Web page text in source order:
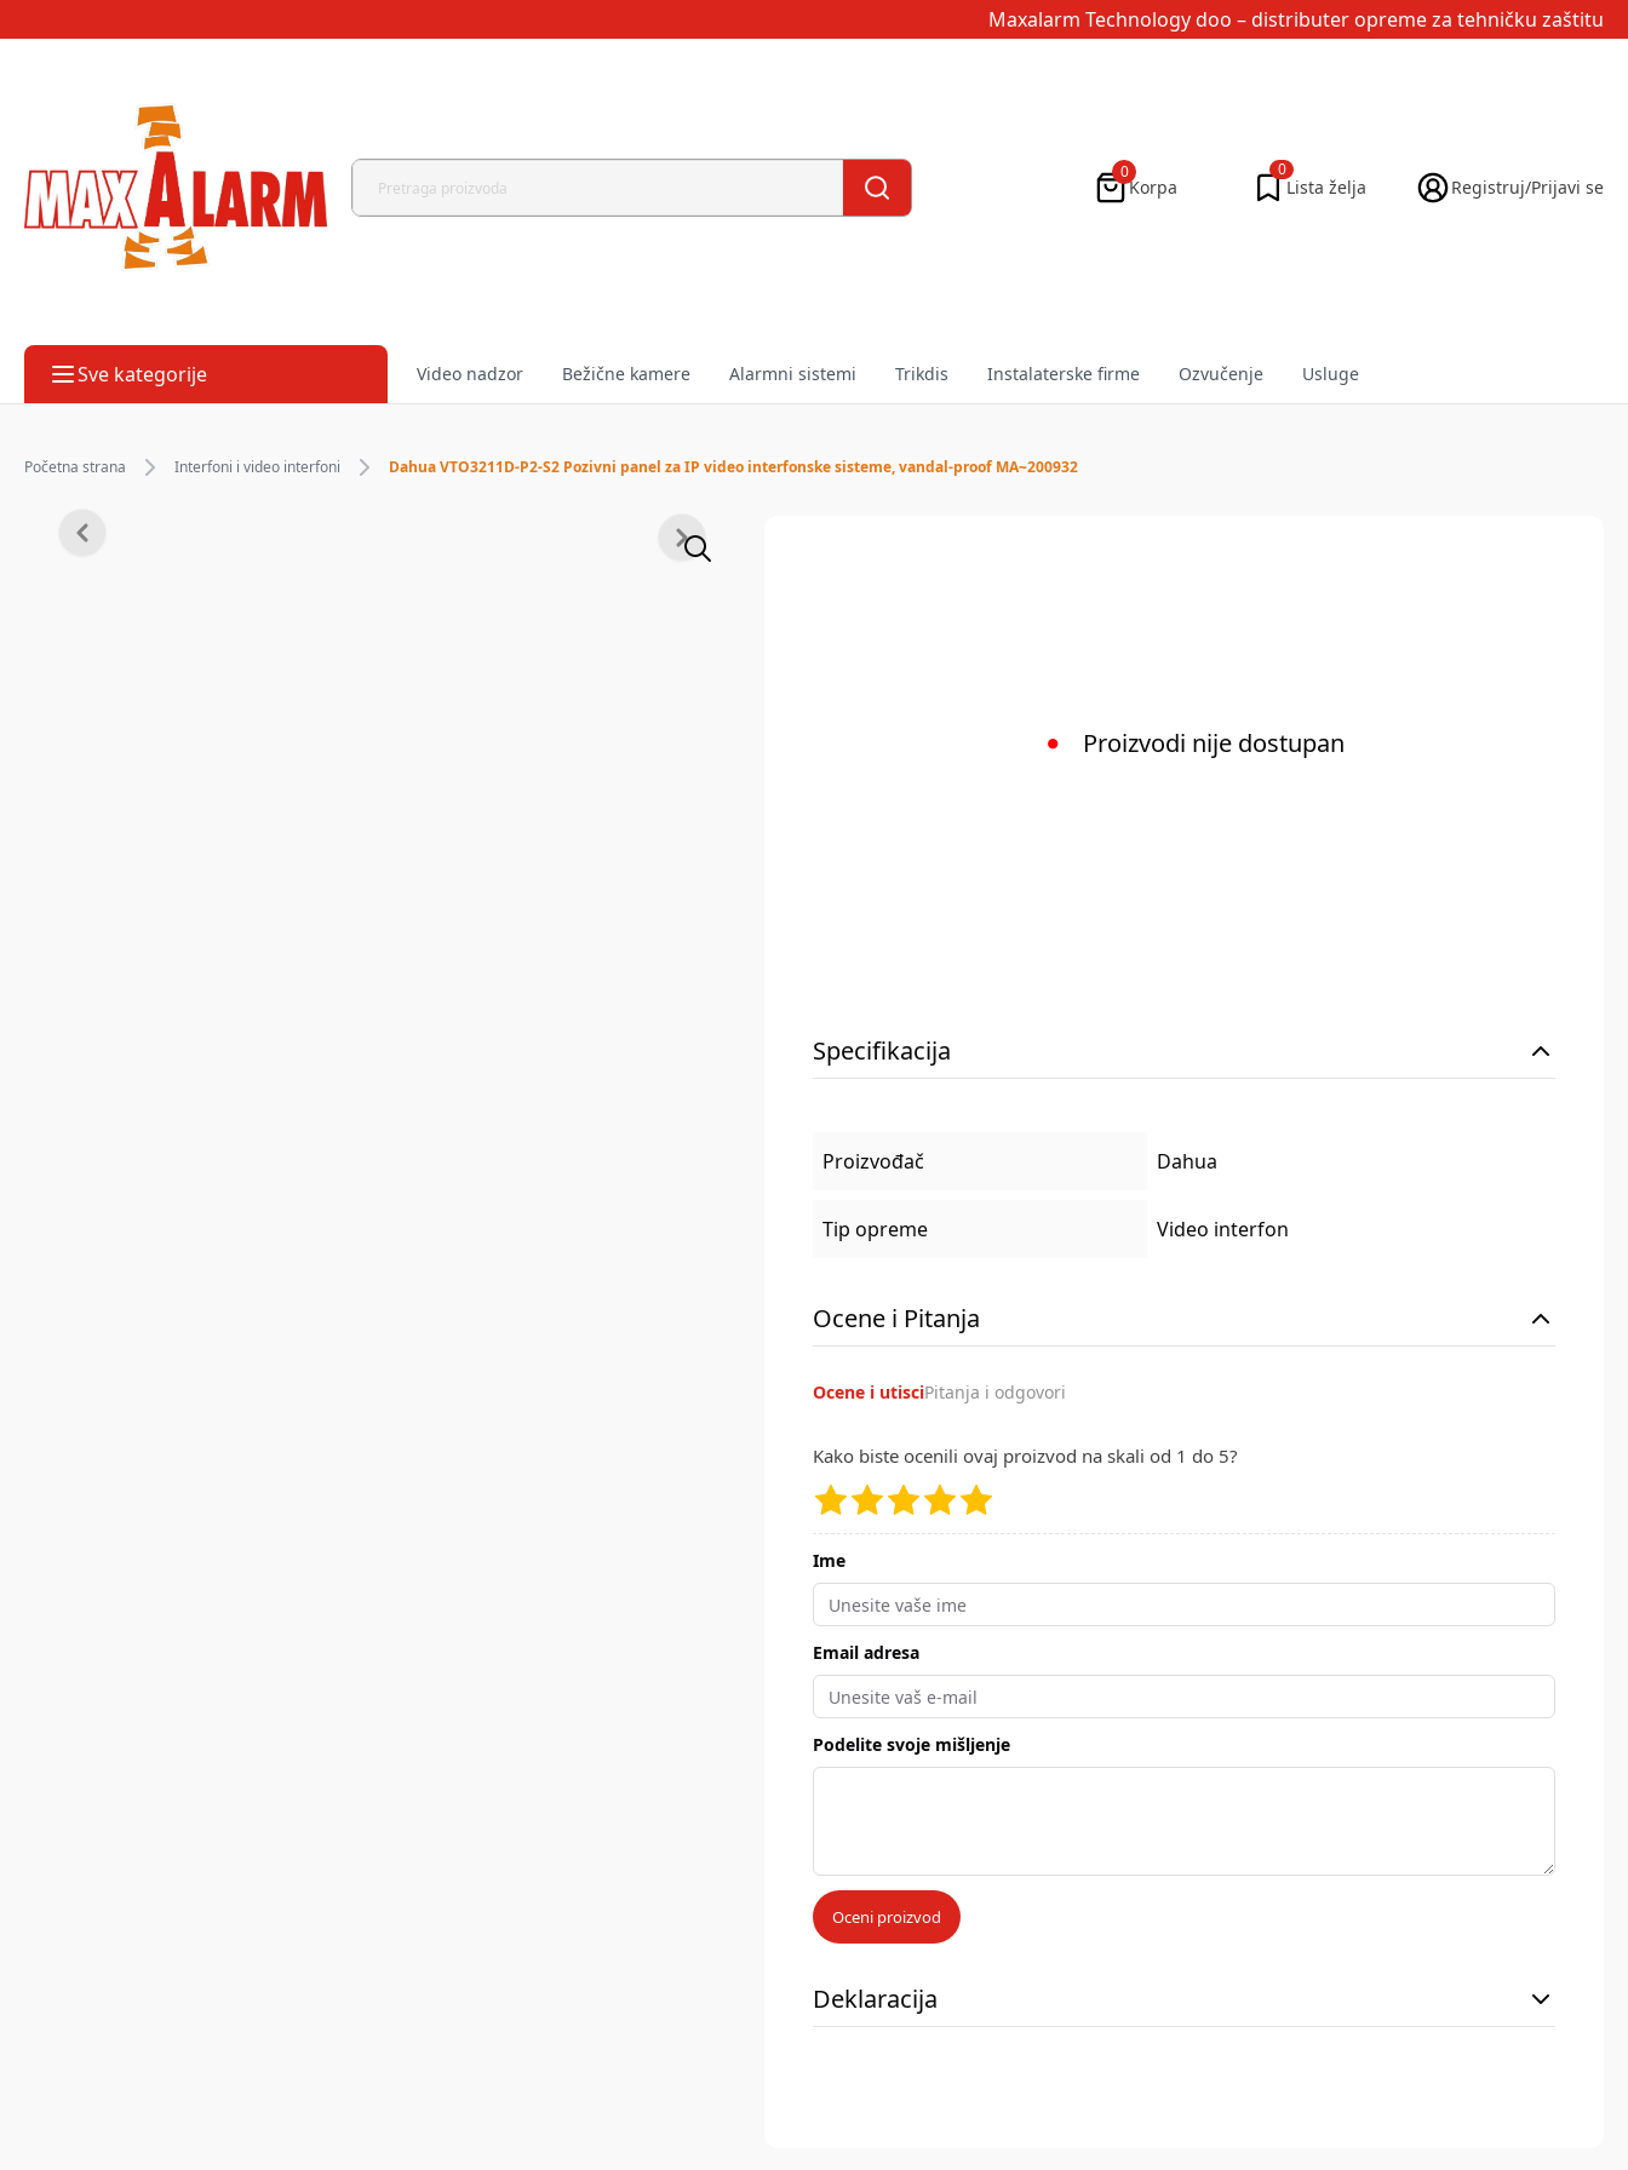
Maxalarm Technology doo – distributer opreme za tehničku zaštitu
0
Korpa
0
Lista želja Registruj/Prijavi se
Sve kategorije Video nadzor Bežične kamere Alarmni sistemi Trikdis Instalaterske firme Ozvučenje Usluge
Početna strana Interfoni i video interfoni Dahua VTO3211D-P2-S2 Pozivni panel za IP video interfonske sisteme, vandal-proof MA~200932
Proizvodi nije dostupan
Specifikacija
Proizvođač Dahua
Tip opreme Video interfon
Ocene i Pitanja
Ocene i utisciPitanja i odgovori
Kako biste ocenili ovaj proizvod na skali od 1 do 5?
Ime
Email adresa
Podelite svoje mišljenje
Oceni proizvod
Deklaracija